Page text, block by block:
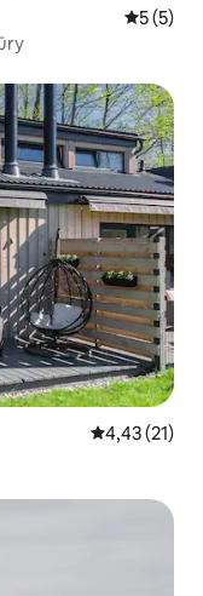
Vidutinis
5 (5)
Vidutinis
4,43 (21)